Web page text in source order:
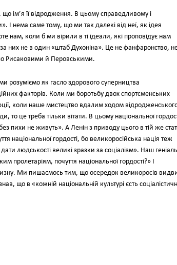
що ім’я її відродження. В цьому справедливому і
І нема саме тому, що ми так далекі від неї, як ідея
нам, коли б ми вірили в ті ідеали, які проповідує нам
них не в один «штаб Духоніна». Це не фанфаронство,
Рисаковими й Перовськими.
розуміємо як гасло здорового суперництва
факторів. Коли ми боротьбу двох спортсменських
коли наше мистецтво вдалим ходом
це треба тільки вітати. В цьому національної
пихи не живуть». А Ленін з приводу цього в тій же
національної гордості, бо великоросійська нація теж
людськості великі зразки за соціалізм». Наш
почуття національної гордості?» І
Ми пишаємось тим, що осередок великоросів
що в «кожній національній культурі єсть